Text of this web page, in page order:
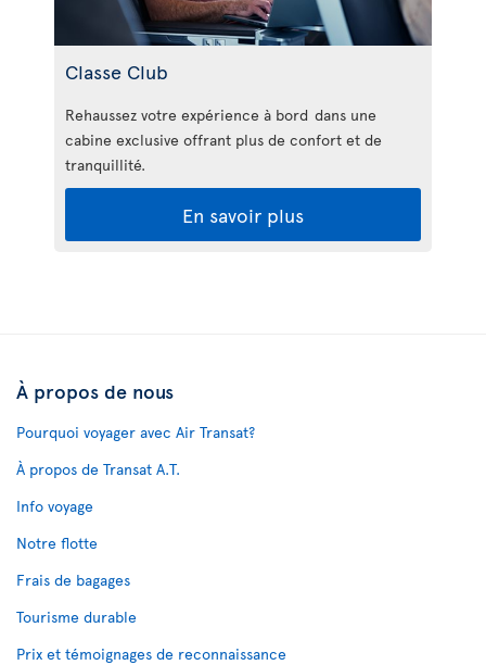
Classe Club
Rehaussez votre expérience à bord dans une
cabine exclusive offrant plus de confort et de
tranquillité.
En savoir plus
À propos de nous
Pourquoi voyager avec Air Transat?
À propos de Transat A.T.
Info voyage
Notre flotte
Frais de bagages
Tourisme durable
Prix et témoignages de reconnaissance